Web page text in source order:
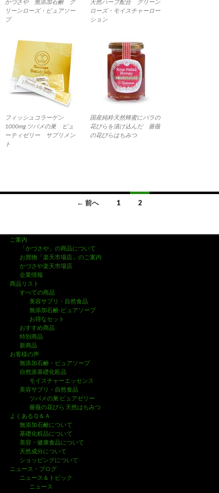
かづさや 無添加石鹸 グ
リーンローズ・ピュアソー
プ
天然ハーブ配合 グリーン
ローズ・モイスチャーロー
ション
フィッシュコラーゲン
1000mg ツバメの巣 ビュ
ーティゼリー サプリメン
ト
国産純粋天然蜂蜜にバラの
花びらを漬け込んだ 薔薇
の花びらはちみつ
稿
ゲ
ン
← 前へ 1 2
ご案内
「かづさや」の商品について
お買物「楽天市場店」のご案内
かづさや楽天市場店
企業情報
商品リスト
すべての商品
美容サプリ・自然食品
無添加石鹸-ピュアソープ
お得なセット
おすすめ商品
特別商品
新商品
お客様の声
無添加石鹸・ピュアソープ
自然派基礎化粧品
モイスチャーエッセンス
美容サプリ・自然食品
ツバメの巣 ピュアゼリー
薔薇の花びら 天然はちみつ
よくあるＱ＆Ａ
無添加石鹸について
基礎化粧品について
美容・健康食品について
天然成分について
ショッピングについて
ニュース・ブログ
ニュース＆トピック
ニュース